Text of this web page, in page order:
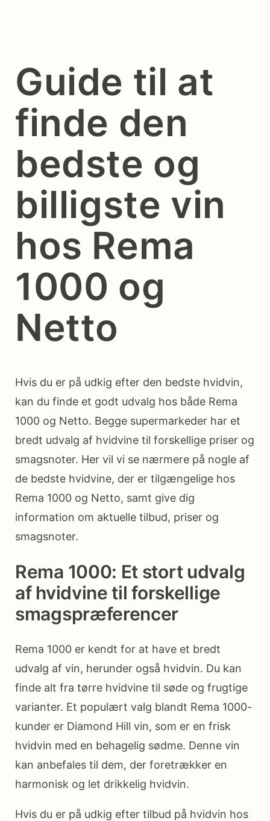
Guide til at
finde den
bedste og
billigste vin
hos Rema
1000 og
Netto
Hvis du er på udkig efter den bedste hvidvin,
kan du finde et godt udvalg hos både Rema
1000 og Netto. Begge supermarkeder har et
bredt udvalg af hvidvine til forskellige priser og
smagsnoter. Her vil vi se nærmere på nogle af
de bedste hvidvine, der er tilgængelige hos
Rema 1000 og Netto, samt give dig
information om aktuelle tilbud, priser og
smagsnoter.
Rema 1000: Et stort udvalg
af hvidvine til forskellige
smagspræferencer
Rema 1000 er kendt for at have et bredt
udvalg af vin, herunder også hvidvin. Du kan
finde alt fra tørre hvidvine til søde og frugtige
varianter. Et populært valg blandt Rema 1000-
kunder er Diamond Hill vin, som er en frisk
hvidvin med en behagelig sødme. Denne vin
kan anbefales til dem, der foretrækker en
harmonisk og let drikkelig hvidvin.
Hvis du er på udkig efter tilbud på hvidvin hos